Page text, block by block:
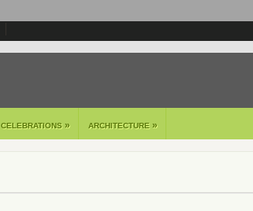
CELEBRATIONS » ARCHITECTURE »